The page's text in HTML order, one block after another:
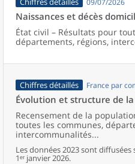
09/07/2026
Naissances et décès
État civil – Résultats pour
départements, régions,
Chiffres détaillés France par
Évolution et structure de
Recensement de la
toutes les communes,
intercommunalités...
Les données 2023 sont
1ᵉʳ janvier 2026.